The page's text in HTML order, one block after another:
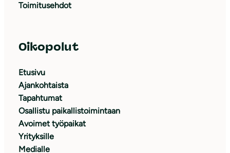
Toimitusehdot
Oikopolut
Etusivu
Ajankohtaista
Tapahtumat
Osallistu paikallistoimintaan
Avoimet työpaikat
Yrityksille
Medialle